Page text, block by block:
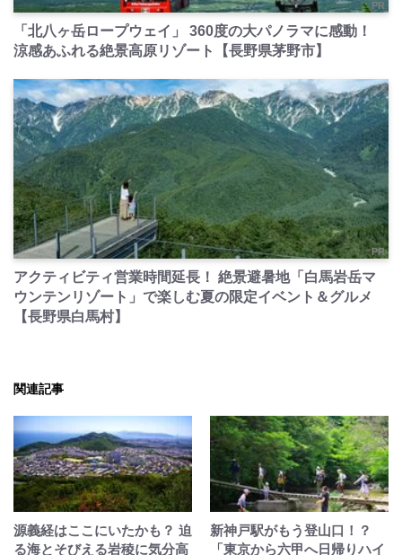
PR
「北八ヶ岳ロープウェイ」 360度の大パノラマに感動！
涼感あふれる絶景高原リゾート【長野県茅野市】
PR
アクティビティ営業時間延長！ 絶景避暑地「白馬岩岳マ
ウンテンリゾート」で楽しむ夏の限定イベント＆グルメ
【長野県白馬村】
関連記事
源義経はここにいたかも？ 迫
る海とそびえる岩稜に気分高
新神戸駅がもう登山口！？
「東京から六甲へ日帰りハイ